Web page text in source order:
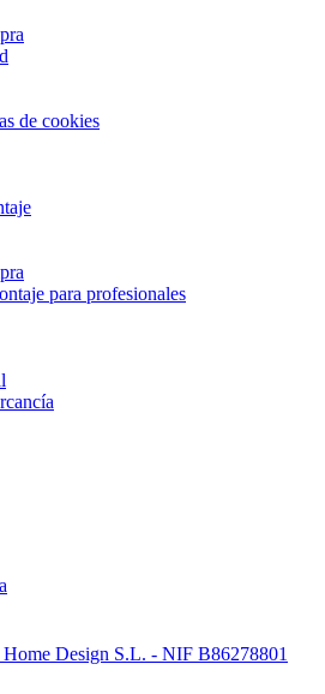
de cookies
para profesionales
Design S.L. - NIF B86278801